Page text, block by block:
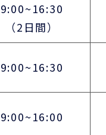
9:00~16:30
（2日間）
9:00~16:30
9:00~16:00